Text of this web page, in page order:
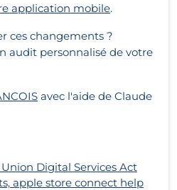
application mobile.
ces changements ?
audit personnalisé de votre
avec l'aide de Claude
Digital Services Act
apple store connect help